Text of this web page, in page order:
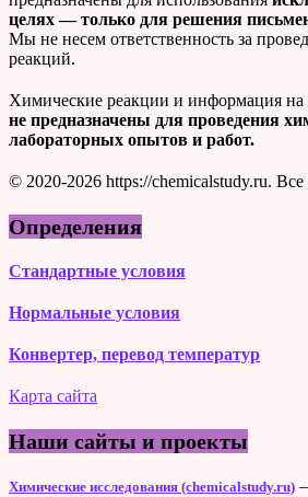
целях — только для решения
Мы не несем ответственность за
реакций.
Химические реакции и информация на
не предназначены для проведения
лабораторных опытов и работ.
© 2020-2026 https://chemicalstudy.ru.
Определения
Стандартные условия
Нормальные условия
Конвертер, перевод температур
Карта сайта
Наши сайты и проекты
Химические исследования (chemicalstudy.ru)